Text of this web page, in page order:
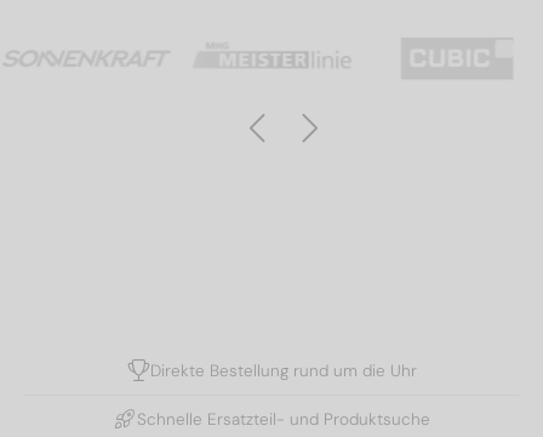
Direkte Bestellung rund um die Uhr
Schnelle Ersatzteil- und Produktsuche